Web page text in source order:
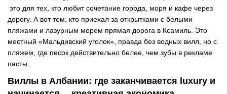
это для тех, кто любит сочетание города, моря и кафе через
дорогу. А вот тем, кто приехал за открытками с белыми
пляжами и лазурным морем прямая дорога в Ксамиль. Это
местный «Мальдивский уголок», правда без водных вилл, но с
пляжем, где песок действительно белее, чем зубы в рекламе
пасты.
Виллы в Албании: где заканчивается luxury и